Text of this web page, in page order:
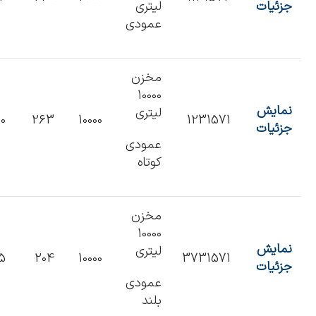
جزئیات
لیتری
عمودی
نمایش
جزئیات
1231571
مخزن
10000
لیتری
عمودی
کوتاه
10000
263
نمایش
جزئیات
3731571
مخزن
10000
لیتری
عمودی
بلند
10000
204